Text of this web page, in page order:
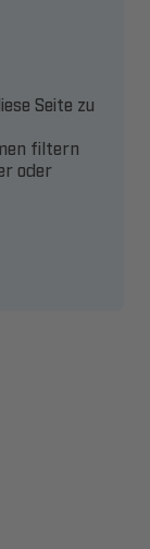
Seite zu
filtern
oder